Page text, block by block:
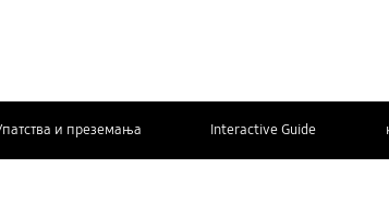
и преземања Interactive Guide